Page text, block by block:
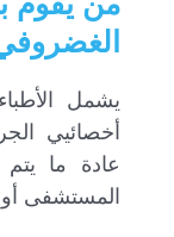
يشمل
أخصائيي
عادة ما
المستشفى أو